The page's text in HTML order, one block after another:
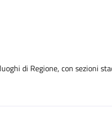
di Regione, con sezioni